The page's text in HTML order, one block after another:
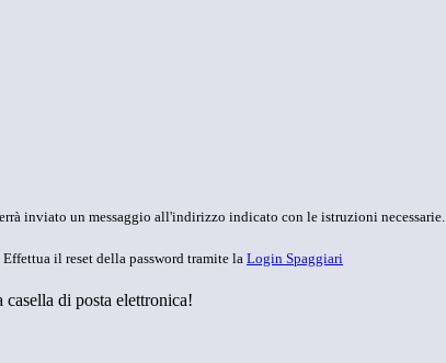
inviato un messaggio all'indirizzo indicato con le istruzioni necessarie.
il reset della password tramite la Login Spaggiari
di posta elettronica!